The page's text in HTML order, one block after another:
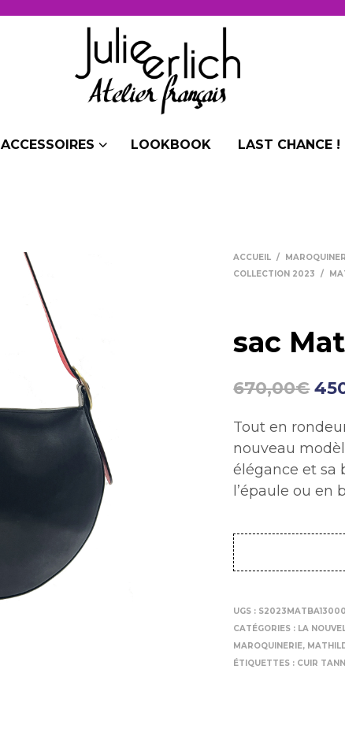
ACCESSOIRES LOOKBOOK LAST CHANCE !
ACCUEIL /
COLLECTION 2023
/
sac
670,00€
Tout en
nouveau
élégance et sa
l’épaule ou en
UGS :
CATÉGORIES : LA
MAROQUINERIE,
ÉTIQUETTES : CUIR